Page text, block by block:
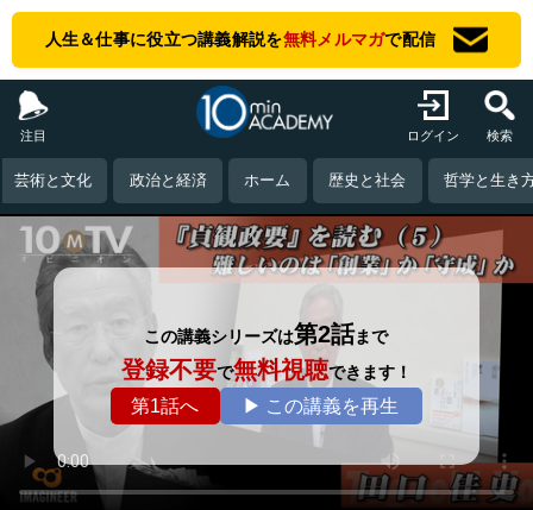
人生＆仕事に役立つ講義解説を無料メルマガで配信
注目 ログイン 検索
芸術と文化 政治と経済 ホーム 歴史と社会 哲学と生き
この講義シリーズは第2話まで
登録不要で無料視聴できます！
第1話へ ▶ この講義を再生